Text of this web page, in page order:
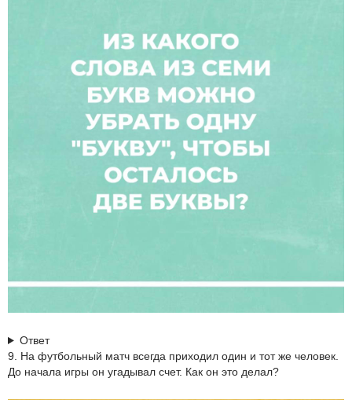
Ответ
9. На футбольный матч всегда приходил один и тот же человек.
До начала игры он угадывал счет. Как он это делал?